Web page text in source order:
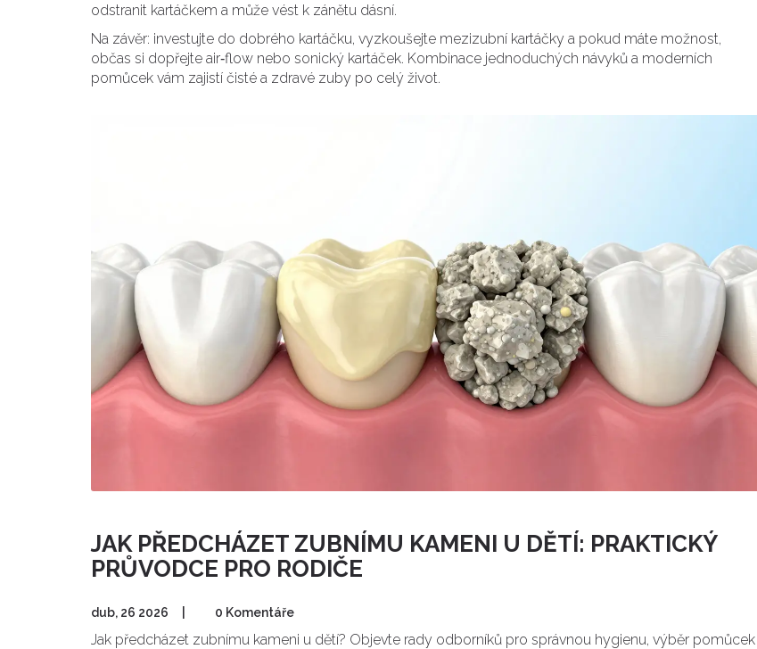
odstranit kartáčkem a může vést k zánětu dásní.
Na závěr: investujte do dobrého kartáčku, vyzkoušejte mezizubní kartáčky a pokud máte možnost,
občas si dopřejte air‑flow nebo sonický kartáček. Kombinace jednoduchých návyků a moderních
pomůcek vám zajistí čisté a zdravé zuby po celý život.
JAK PŘEDCHÁZET ZUBNÍMU KAMENI U DĚTÍ: PRAKTICKÝ
PRŮVODCE PRO RODIČE
dub, 26 2026 0 Komentáře
Jak předcházet zubnímu kameni u dětí? Objevte rady odborníků pro správnou hygienu, výběr pomůcek